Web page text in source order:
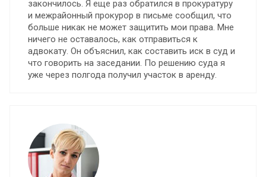
закончилось. Я еще раз обратился в прокуратуру
и межрайонный прокурор в письме сообщил, что
больше никак не может защитить мои права. Мне
ничего не оставалось, как отправиться к
адвокату. Он объяснил, как составить иск в суд и
что говорить на заседании. По решению суда я
уже через полгода получил участок в аренду.